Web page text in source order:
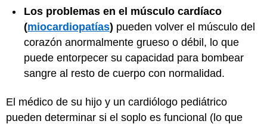
Los problemas en el músculo cardíaco
(miocardiopatías) pueden volver el músculo del
corazón anormalmente grueso o débil, lo que
puede entorpecer su capacidad para bombear
sangre al resto de cuerpo con normalidad.
El médico de su hijo y un cardiólogo pediátrico
pueden determinar si el soplo es funcional (lo que